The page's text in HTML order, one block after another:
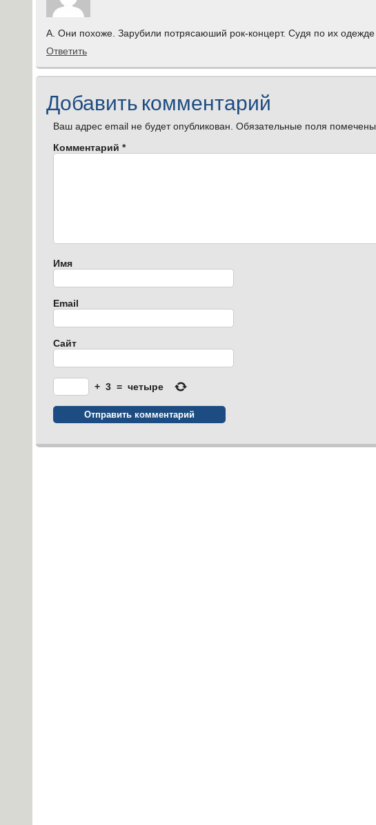
А. Они похоже. Зарубили потрясаюший рок-концерт. Судя по их одежде
Ответить
Добавить комментарий
Ваш адрес email не будет опубликован. Обязательные поля помечены
Комментарий *
Имя
Email
Сайт
+ 3 = четыре